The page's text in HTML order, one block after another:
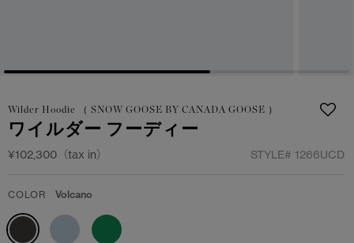
アクセサリー
フットウェア
コレクション
アクセサリー
フットウェア
コレクション
Wilder Hoodie （ SNOW GOOSE BY CANADA GOOSE ）
ワイルダー フーディー
¥102,300（tax in） STYLE# 1266UCD
COLOR Volcano